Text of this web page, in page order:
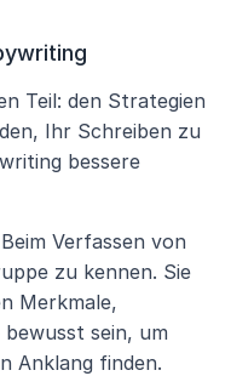
Teil: den Strategien
Ihr Schreiben zu
bessere
Verfassen von
zu kennen. Sie
Merkmale,
sein, um
Anklang finden.